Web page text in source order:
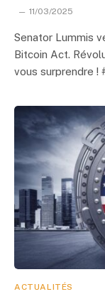
11/03/2025
Senator Lummis
Bitcoin Act.
vous surprendre !
ACTUALITÉS